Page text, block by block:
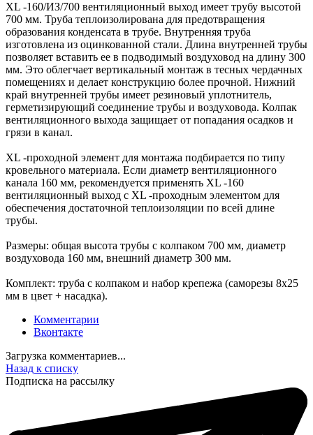
XL -160/ИЗ/700 вентиляционный выход имеет трубу высотой
700 мм. Труба теплоизолирована для предотвращения
образования конденсата в трубе. Внутренняя труба
изготовлена из оцинкованной стали. Длина внутренней трубы
позволяет вставить ее в подводимый воздуховод на длину 300
мм. Это облегчает вертикальный монтаж в тесных чердачных
помещениях и делает конструкцию более прочной. Нижний
край внутренней трубы имеет резиновый уплотнитель,
герметизирующий соединение трубы и воздуховода. Колпак
вентиляционного выхода защищает от попадания осадков и
грязи в канал.
XL -проходной элемент для монтажа подбирается по типу
кровельного материала. Если диаметр вентиляционного
канала 160 мм, рекомендуется применять XL -160
вентиляционный выход с XL -проходным элементом для
обеспечения достаточной теплоизоляции по всей длине
трубы.
Размеры: общая высота трубы с колпаком 700 мм, диаметр
воздуховода 160 мм, внешний диаметр 300 мм.
Комплект: труба с колпаком и набор крепежа (саморезы 8х25
мм в цвет + насадка).
Комментарии
Вконтакте
Загрузка комментариев...
Назад к списку
Подписка на рассылку